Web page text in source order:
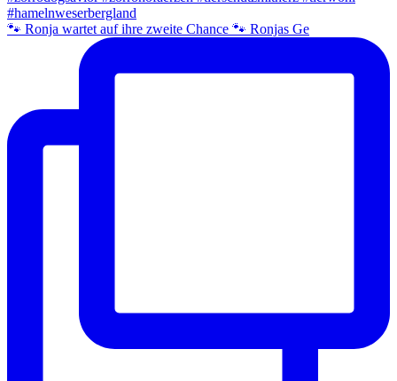
🐾 Ronja wartet auf ihre zweite Chance 🐾 Ronjas Ge